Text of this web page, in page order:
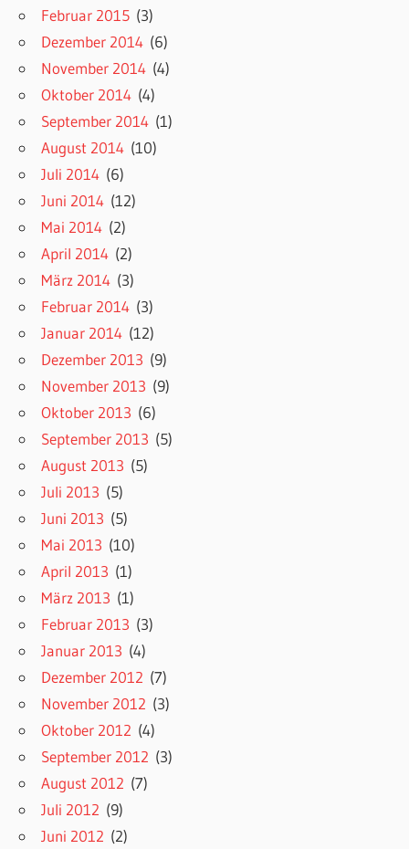
Februar 2015 (3)
Dezember 2014 (6)
November 2014 (4)
Oktober 2014 (4)
September 2014 (1)
August 2014 (10)
Juli 2014 (6)
Juni 2014 (12)
Mai 2014 (2)
April 2014 (2)
März 2014 (3)
Februar 2014 (3)
Januar 2014 (12)
Dezember 2013 (9)
November 2013 (9)
Oktober 2013 (6)
September 2013 (5)
August 2013 (5)
Juli 2013 (5)
Juni 2013 (5)
Mai 2013 (10)
April 2013 (1)
März 2013 (1)
Februar 2013 (3)
Januar 2013 (4)
Dezember 2012 (7)
November 2012 (3)
Oktober 2012 (4)
September 2012 (3)
August 2012 (7)
Juli 2012 (9)
Juni 2012 (2)